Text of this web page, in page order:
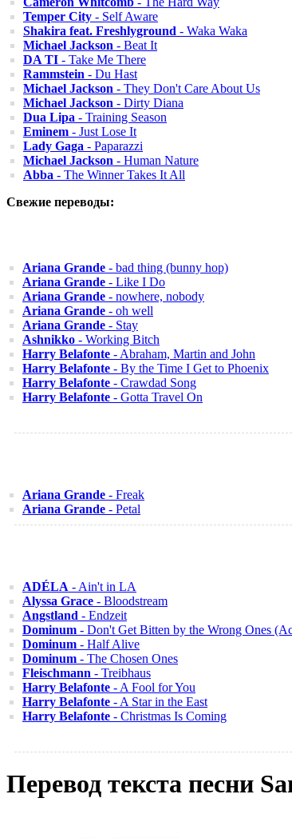
Temper City - Self Aware
Shakira feat. Freshlyground - Waka Waka
Michael Jackson - Beat It
DA TI - Take Me There
Rammstein - Du Hast
Michael Jackson - They Don't Care About Us
Michael Jackson - Dirty Diana
Dua Lipa - Training Season
Eminem - Just Lose It
Lady Gaga - Paparazzi
Michael Jackson - Human Nature
Abba - The Winner Takes It All
Свежие переводы:
Ariana Grande - bad thing (bunny hop)
Ariana Grande - Like I Do
Ariana Grande - nowhere, nobody
Ariana Grande - oh well
Ariana Grande - Stay
Ashnikko - Working Bitch
Harry Belafonte - Abraham, Martin and John
Harry Belafonte - By the Time I Get to Phoenix
Harry Belafonte - Crawdad Song
Harry Belafonte - Gotta Travel On
Ariana Grande - Freak
Ariana Grande - Petal
ADÉLA - Ain't in LA
Alyssa Grace - Bloodstream
Angstland - Endzeit
Dominum - Don't Get Bitten by the Wrong Ones
Dominum - Half Alive
Dominum - The Chosen Ones
Fleischmann - Treibhaus
Harry Belafonte - A Fool for You
Harry Belafonte - A Star in the East
Harry Belafonte - Christmas Is Coming
Перевод текста песни